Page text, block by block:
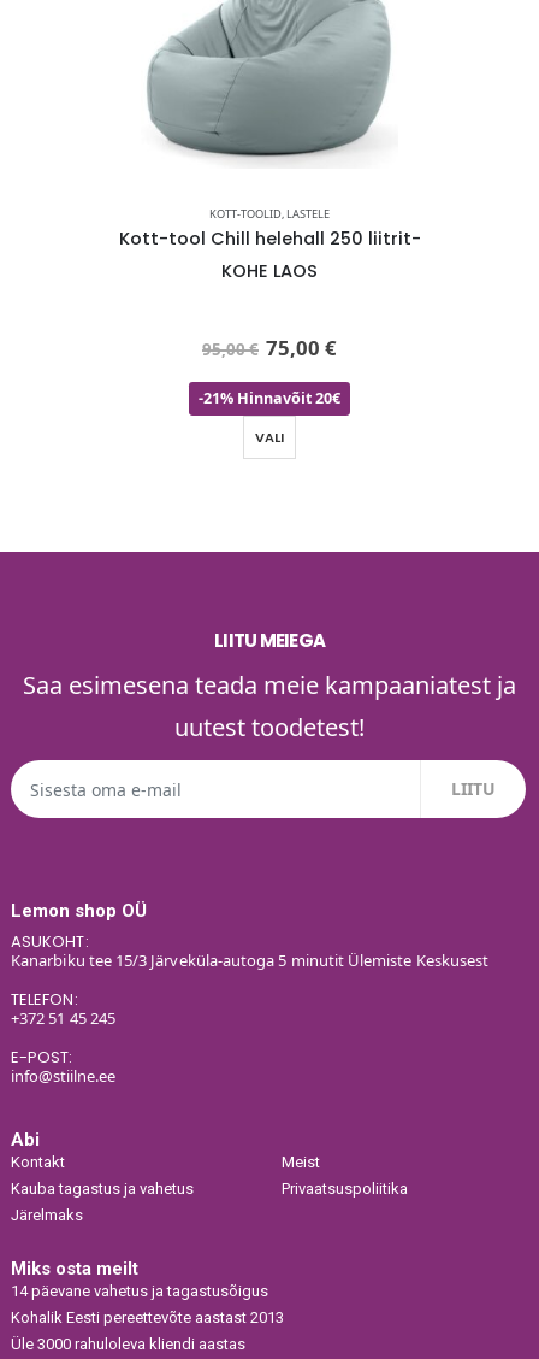
KOTT-TOOLID, LASTELE
Kott-tool Chill helehall 250 liitrit-
KOHE LAOS
95,00€ 75,00€
-21% Hinnavõit 20€
VALI
LIITU MEIEGA
Saa esimesena teada meie kampaaniatest ja
uutest toodetest!
Lemon shop OÜ
ASUKOHT:
Kanarbiku tee 15/3 Järveküla-autoga 5 minutit Ülemiste Keskusest
TELEFON:
+372 51 45 245
E-POST:
info@stiilne.ee
Abi
Kontakt
Kauba tagastus ja vahetus
Järelmaks
Meist
Privaatsuspoliitika
Miks osta meilt
14 päevane vahetus ja tagastusõigus
Kohalik Eesti pereettevõte aastast 2013
Üle 3000 rahuloleva kliendi aastas